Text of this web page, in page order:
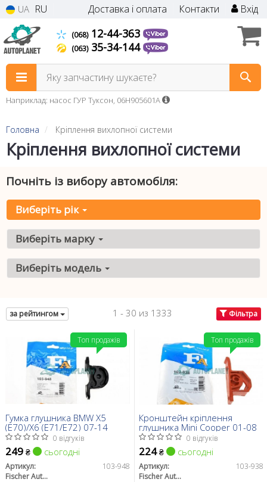
UA RU Доставка і оплата Контакти Вхід
(068)12-44-363
(063)35-34-144
Яку запчастину шукаєте?
Наприклад: насос ГУР Туксон, 06H905601A
Головна Кріплення вихлопної системи
Кріплення вихлопної системи
Почніть із вибору автомобіля:
Виберіть рік
Виберіть марку
Виберіть модель
за рейтингом 1 - 30 из 1333 Фільтра
Гумка глушника BMW X5
(E70)/X6 (E71/E72) 07-14
0 відгуків
249 ₴ сьогодні
Артикул:
103-948
Fischer Automotive One (FA1)
Топ продажів
Кронштейн кріплення
глушника Mini Cooper 01-08
0 відгуків
224₴ сьогодні
Артикул:
103-938
Fischer Automotive One (FA1)
Топ продажів